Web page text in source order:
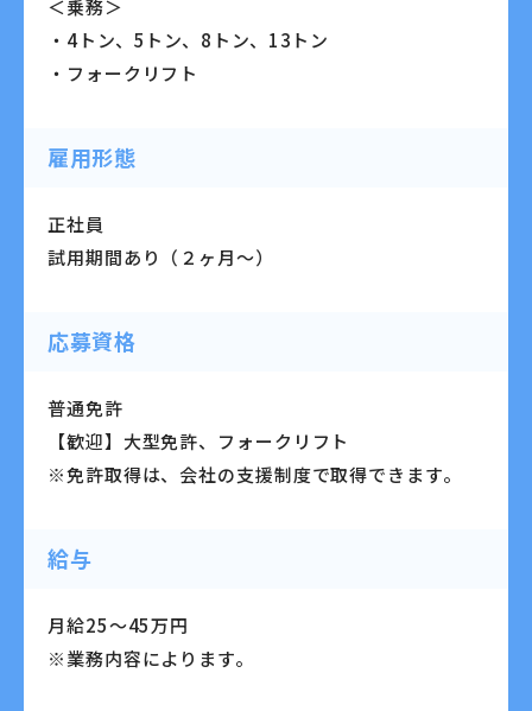
＜乗務＞
・4トン、5トン、8トン、13トン
・フォークリフト
雇用形態
正社員
試用期間あり（２ヶ月～）
応募資格
普通免許
【歓迎】大型免許、フォークリフト
※免許取得は、会社の支援制度で取得できます。
給与
月給25～45万円
※業務内容によります。